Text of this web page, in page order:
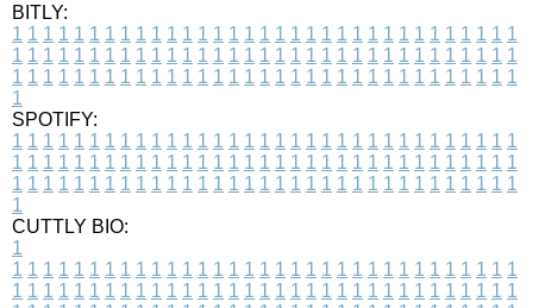
BITLY:
1 1 1 1 1 1 1 1 1 1 1 1 1 1 1 1 1 1 1 1 1 1 1 1 1 1 1 1 1 1 1 1 1
1 1 1 1 1 1 1 1 1 1 1 1 1 1 1 1 1 1 1 1 1 1 1 1 1 1 1 1 1 1 1 1 1
1 1 1 1 1 1 1 1 1 1 1 1 1 1 1 1 1 1 1 1 1 1 1 1 1 1 1 1 1 1 1 1 1
1
SPOTIFY:
1 1 1 1 1 1 1 1 1 1 1 1 1 1 1 1 1 1 1 1 1 1 1 1 1 1 1 1 1 1 1 1 1
1 1 1 1 1 1 1 1 1 1 1 1 1 1 1 1 1 1 1 1 1 1 1 1 1 1 1 1 1 1 1 1 1
1 1 1 1 1 1 1 1 1 1 1 1 1 1 1 1 1 1 1 1 1 1 1 1 1 1 1 1 1 1 1 1 1
1
CUTTLY BIO:
1
1 1 1 1 1 1 1 1 1 1 1 1 1 1 1 1 1 1 1 1 1 1 1 1 1 1 1 1 1 1 1 1 1
1 1 1 1 1 1 1 1 1 1 1 1 1 1 1 1 1 1 1 1 1 1 1 1 1 1 1 1 1 1 1 1 1